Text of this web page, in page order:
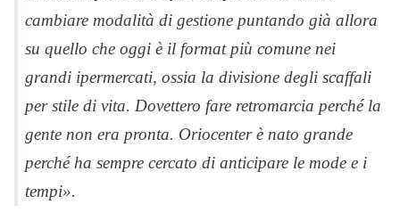
cambiare modalità di gestione puntando già allora
su quello che oggi è il format più comune nei
grandi ipermercati, ossia la divisione degli scaffali
per stile di vita. Dovettero fare retromarcia perché la
gente non era pronta. Oriocenter è nato grande
perché ha sempre cercato di anticipare le mode e i
tempi».